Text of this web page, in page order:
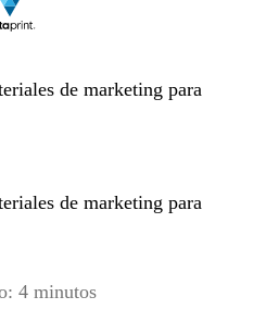
de marketing para
de marketing para
4 minutos